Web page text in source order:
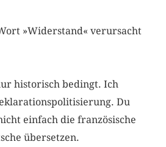
»Widerstand« verursacht
historisch bedingt. Ich
Du
einfach die französische
übersetzen.